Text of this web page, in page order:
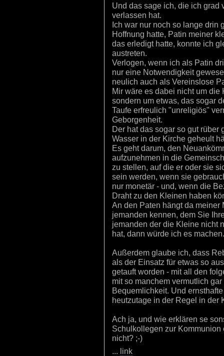
Und das sage ich, die ich grad
verlassen hat.
Ich war nur noch so lange drin
Hoffnung hatte, Patin meiner
das erledigt hatte, konnte ich
austreten.
Verlogen, wenn ich als Patin
nur eine Notwendigkeit
neulich auch als Vereinslose
Mir wäre es dabei nicht um
sondern um etwas, das sogar
Taufe erfreulich "unreligiös"
Geborgenheit.
Der hat das sogar so gut rüber
Wasser in der Kirche geheult
Es geht darum, den
aufzunehmen in die
zu stellen, auf die er oder sie
sein werden, wenn sie
nur monetär - und, wenn die
Draht zu den Kleinen haben
An den Paten hängt da
jemanden kennen, dem Sie
jemanden der die Kleine nicht
hat, dann würde ich es machen.
Außerdem glaube ich, dass
als der Einsatz für etwas so
getauft worden - mit all den
mit so manchem vermutlich
Bequemlichkeit. Und
heutzutage in der Regel in der
Ach ja, und wie erklären se
Schulkollegen zur
nicht? ;-)
... link